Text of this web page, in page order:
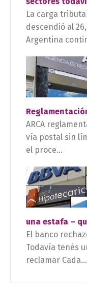
La carga
descendió al
Argentina
ARCA
vía postal sin
el proce...
una estafa –
El banco
Todavía tenés
reclamar Cada...